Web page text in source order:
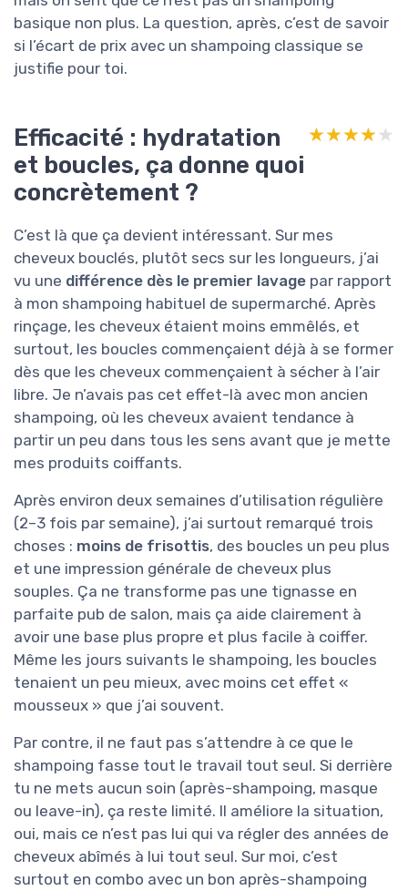
basique non plus. La question, après, c’est de savoir
si l’écart de prix avec un shampoing classique se
justifie pour toi.
Efficacité : hydratation
et boucles, ça donne quoi
concrètement ?
★★★★★
★★★★★
C’est là que ça devient intéressant. Sur mes
cheveux bouclés, plutôt secs sur les longueurs, j’ai
vu une différence dès le premier lavage par rapport
à mon shampoing habituel de supermarché. Après
rinçage, les cheveux étaient moins emmêlés, et
surtout, les boucles commençaient déjà à se former
dès que les cheveux commençaient à sécher à l’air
libre. Je n’avais pas cet effet-là avec mon ancien
shampoing, où les cheveux avaient tendance à
partir un peu dans tous les sens avant que je mette
mes produits coiffants.
Après environ deux semaines d’utilisation régulière
(2–3 fois par semaine), j’ai surtout remarqué trois
choses : moins de frisottis, des boucles un peu plus
et une impression générale de cheveux plus
souples. Ça ne transforme pas une tignasse en
parfaite pub de salon, mais ça aide clairement à
avoir une base plus propre et plus facile à coiffer.
Même les jours suivants le shampoing, les boucles
tenaient un peu mieux, avec moins cet effet «
mousseux » que j’ai souvent.
Par contre, il ne faut pas s’attendre à ce que le
shampoing fasse tout le travail tout seul. Si derrière
tu ne mets aucun soin (après-shampoing, masque
ou leave-in), ça reste limité. Il améliore la situation,
oui, mais ce n’est pas lui qui va régler des années de
cheveux abîmés à lui tout seul. Sur moi, c’est
surtout en combo avec un bon après-shampoing